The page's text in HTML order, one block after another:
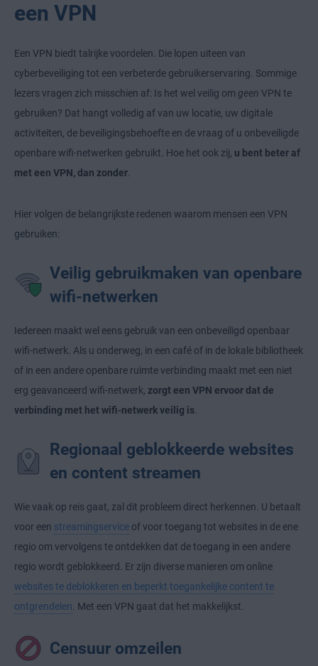
een VPN
Een VPN biedt talrijke voordelen. Die lopen uiteen van
cyberbeveiliging tot een verbeterde gebruikerservaring. Sommige
lezers vragen zich misschien af: Is het wel veilig om geen VPN te
gebruiken? Dat hangt volledig af van uw locatie, uw digitale
activiteiten, de beveiligingsbehoefte en de vraag of u onbeveiligde
openbare wifi-netwerken gebruikt. Hoe het ook zij, u bent beter af
met een VPN, dan zonder.
Hier volgen de belangrijkste redenen waarom mensen een VPN
gebruiken:
Veilig gebruikmaken van openbare
wifi-netwerken
Iedereen maakt wel eens gebruik van een onbeveiligd openbaar
wifi-netwerk. Als u onderweg, in een café of in de lokale bibliotheek
of in een andere openbare ruimte verbinding maakt met een niet
erg geavanceerd wifi-netwerk, zorgt een VPN ervoor dat de
verbinding met het wifi-netwerk veilig is.
Regionaal geblokkeerde websites
en content streamen
Wie vaak op reis gaat, zal dit probleem direct herkennen. U betaalt
voor een streamingservice of voor toegang tot websites in de ene
regio om vervolgens te ontdekken dat de toegang in een andere
regio wordt geblokkeerd. Er zijn diverse manieren om online
websites te deblokkeren en beperkt toegankelijke content te
ontgrendelen. Met een VPN gaat dat het makkelijkst.
Censuur omzeilen